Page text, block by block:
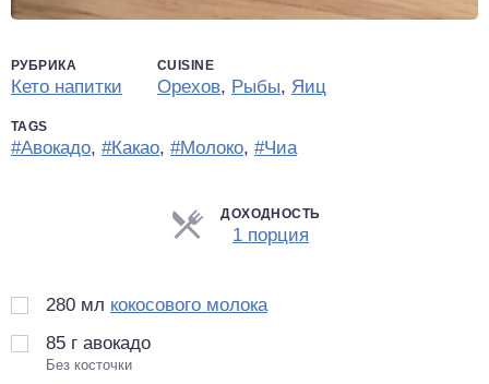
РУБРИКА
Кето напитки
CUISINE
Орехов, Рыбы, Яиц
TAGS
#Авокадо, #Какао, #Молоко, #Чиа
ДОХОДНОСТЬ
1 порция
280 мл кокосового молока
85 г авокадо
Без косточки